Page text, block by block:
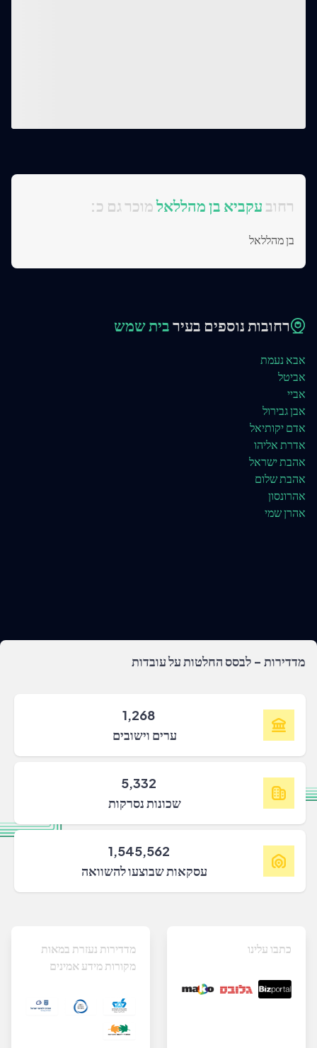
:רחוב עקביא בן מהללאלמוכר גם כ
בן מהללאל
רחובות נוספים בעירבית שמש
אבא נעמת
אביטל
אביי
אבן גבירול
אדם יקותיאל
אדרת אליהו
אהבת ישראל
אהבת שלום
אהרונסון
אהרן שמי
מדדירות - לבסס החלטות על עובדות
1,268
ערים וישובים
5,332
שכונות נסרקות
1,545,562
עסקאות שבוצעו להשוואה
מדדירות נעזרת במאות
מקורות מידע אמינים
כתבו עלינו